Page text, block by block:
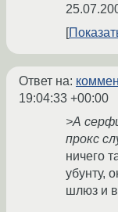
Ответ на:
19:04:33 +00:00
>А
прокс
ничего
убунту,
шлюз и